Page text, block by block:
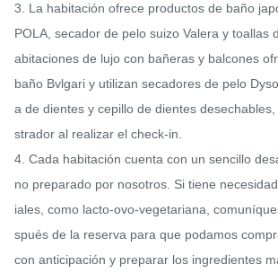
3. La habitación ofrece productos de baño
POLA, secador de pelo suizo Valera y toallas
abitaciones de lujo con bañeras y balcones
baño Bvlgari y utilizan secadores de pelo
a de dientes y cepillo de dientes
strador al realizar el check-in.
4. Cada habitación cuenta con un sencillo
no preparado por nosotros. Si tiene
iales, como lacto-ovo-vegetariana,
spués de la reserva para que podamos
con anticipación y preparar los ingredientes